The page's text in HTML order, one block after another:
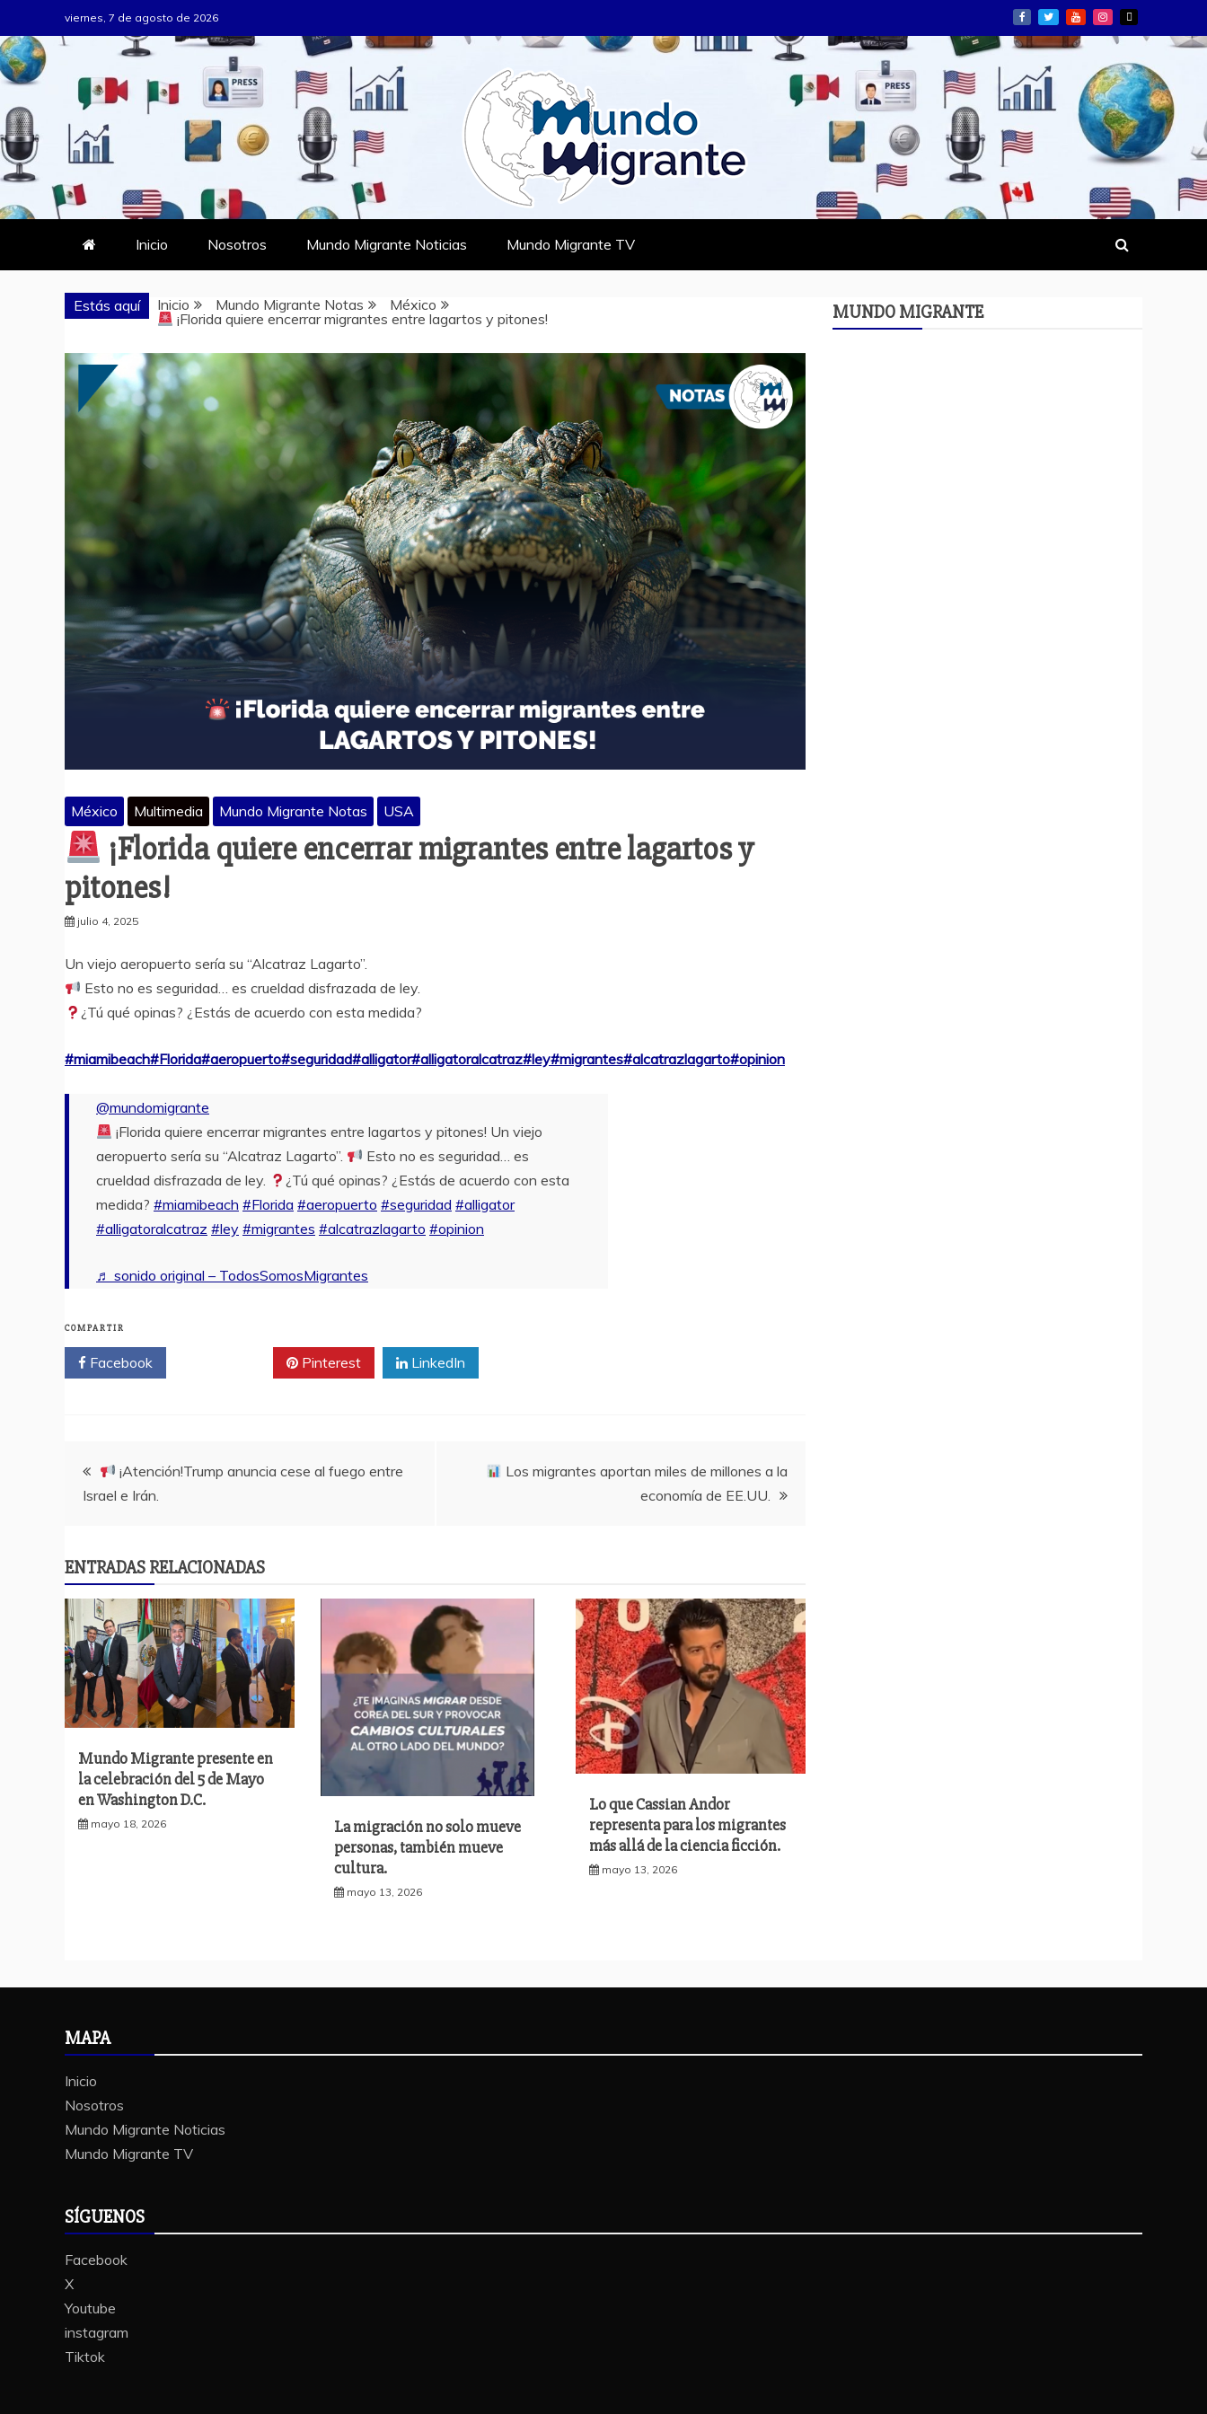
al
contenido
viernes, 7 de agosto de 2026
MUNDO MIGRANTE
DONDE TODOS SOMOS MIGRANTES
Inicio Nosotros Mundo Migrante Noticias Mundo Migrante TV
Estás aquí Inicio Mundo Migrante Notas
México
¡Florida quiere encerrar migrantes entre lagartos y pitones!
México Multimedia Mundo Migrante Notas USA
¡Florida quiere encerrar migrantes entre lagartos y
pitones!
julio 4, 2025
Un viejo aeropuerto sería su “Alcatraz Lagarto”.
Esto no es seguridad… es crueldad disfrazada de ley.
¿Tú qué opinas? ¿Estás de acuerdo con esta medida?
#miamibeach#Florida#aeropuerto#seguridad#alligator#alligatoralcatraz#ley#migrantes#alcatrazlagarto#opinion
@mundomigrante
¡Florida quiere encerrar migrantes entre lagartos y pitones! Un viejo
aeropuerto sería su “Alcatraz Lagarto”.
Esto no es seguridad… es
crueldad disfrazada de ley.
¿Tú qué opinas? ¿Estás de acuerdo con esta
medida? #miamibeach #Florida #aeropuerto #seguridad #alligator
#alligatoralcatraz #ley #migrantes #alcatrazlagarto #opinion
♬ sonido original – TodosSomosMigrantes
COMPARTIR
Facebook Pinterest LinkedIn
Navegación
entradas
¡Atención!Trump anuncia cese al fuego entre
Israel e Irán.
Los migrantes aportan miles de millones a la
economía de EE.UU.
ENTRADAS RELACIONADAS
Mundo Migrante presente en
la celebración del 5 de Mayo
en Washington D.C.
mayo 18, 2026
La migración no solo mueve
personas, también mueve
cultura.
mayo 13, 2026
Lo que Cassian Andor
representa para los migrantes
más allá de la ciencia ficción.
mayo 13, 2026
MUNDO MIGRANTE
MAPA
Inicio
Nosotros
Mundo Migrante Noticias
Mundo Migrante TV
SÍGUENOS
Facebook
X
Youtube
instagram
Tiktok